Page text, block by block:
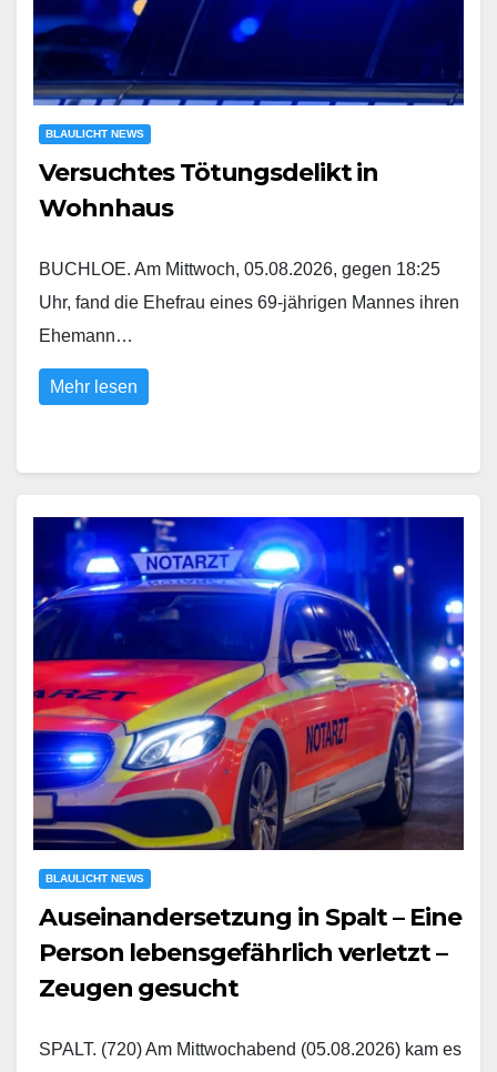
BLAULICHT NEWS
Versuchtes Tötungsdelikt in
Wohnhaus
BUCHLOE. Am Mittwoch, 05.08.2026, gegen 18:25
Uhr, fand die Ehefrau eines 69-jährigen Mannes ihren
Ehemann…
Mehr lesen
BLAULICHT NEWS
Auseinandersetzung in Spalt – Eine
Person lebensgefährlich verletzt –
Zeugen gesucht
SPALT. (720) Am Mittwochabend (05.08.2026) kam es